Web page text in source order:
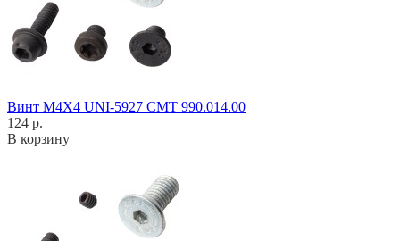
Винт M4X4 UNI-5927 CMT 990.014.00
124 р.
В корзину